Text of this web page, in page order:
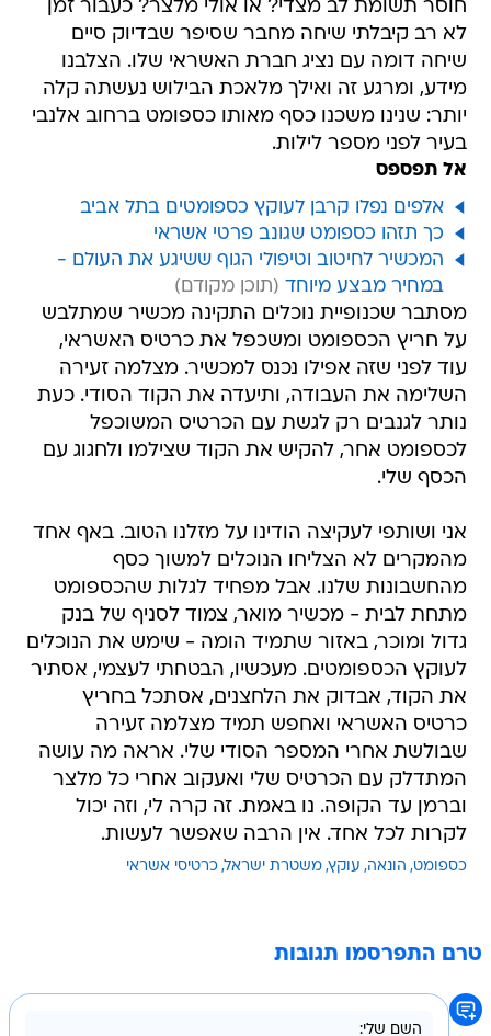
חוסר תשומת לב מצדי? או אולי מלצר? כעבור זמן
לא רב קיבלתי שיחה מחבר שסיפר שבדיוק סיים
שיחה דומה עם נציג חברת האשראי שלו. הצלבנו
מידע, ומרגע זה ואילך מלאכת הבילוש נעשתה קלה
יותר: שנינו משכנו כסף מאותו כספומט ברחוב אלנבי
בעיר לפני מספר לילות.
אל תפספס
אלפים נפלו קרבן לעוקץ כספומטים בתל אביב
כך תזהו כספומט שגונב פרטי אשראי
המכשיר לחיטוב וטיפולי הגוף ששיגע את העולם -
במחיר מבצע מיוחד
מסתבר שכנופיית נוכלים התקינה מכשיר שמתלבש
על חריץ הכספומט ומשכפל את כרטיס האשראי,
עוד לפני שזה אפילו נכנס למכשיר. מצלמה זעירה
השלימה את העבודה, ותיעדה את הקוד הסודי. כעת
נותר לגנבים רק לגשת עם הכרטיס המשוכפל
לכספומט אחר, להקיש את הקוד שצילמו ולחגוג עם
הכסף שלי.
אני ושותפי לעקיצה הודינו על מזלנו הטוב. באף אחד
מהמקרים לא הצליחו הנוכלים למשוך כסף
מהחשבונות שלנו. אבל מפחיד לגלות שהכספומט
מתחת לבית - מכשיר מואר, צמוד לסניף של בנק
גדול ומוכר, באזור שתמיד הומה - שימש את הנוכלים
לעוקץ הכספומטים. מעכשיו, הבטחתי לעצמי, אסתיר
את הקוד, אבדוק את הלחצנים, אסתכל בחריץ
כרטיס האשראי ואחפש תמיד מצלמה זעירה
שבולשת אחרי המספר הסודי שלי. אראה מה עושה
המתדלק עם הכרטיס שלי ואעקוב אחרי כל מלצר
וברמן עד הקופה. נו באמת. זה קרה לי, וזה יכול
לקרות לכל אחד. אין הרבה שאפשר לעשות.
כספומט הונאה עוקץ משטרת ישראל כרטיסי אשראי
טרם התפרסמו תגובות